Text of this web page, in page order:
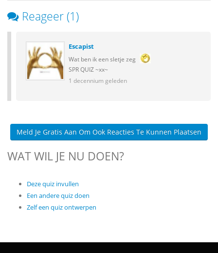
Reageer (1)
Escapist
Wat ben ik een sletje zeg
SPR QUIZ ~xx~
1 decennium geleden
Meld Je Gratis Aan Om Ook Reacties Te Kunnen Plaatsen
WAT WIL JE NU DOEN?
Deze quiz invullen
Een andere quiz doen
Zelf een quiz ontwerpen